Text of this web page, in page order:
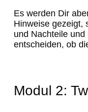
Es werden Dir
Hinweise gezeigt,
und Nachteile
entscheiden, ob
Modul 2: